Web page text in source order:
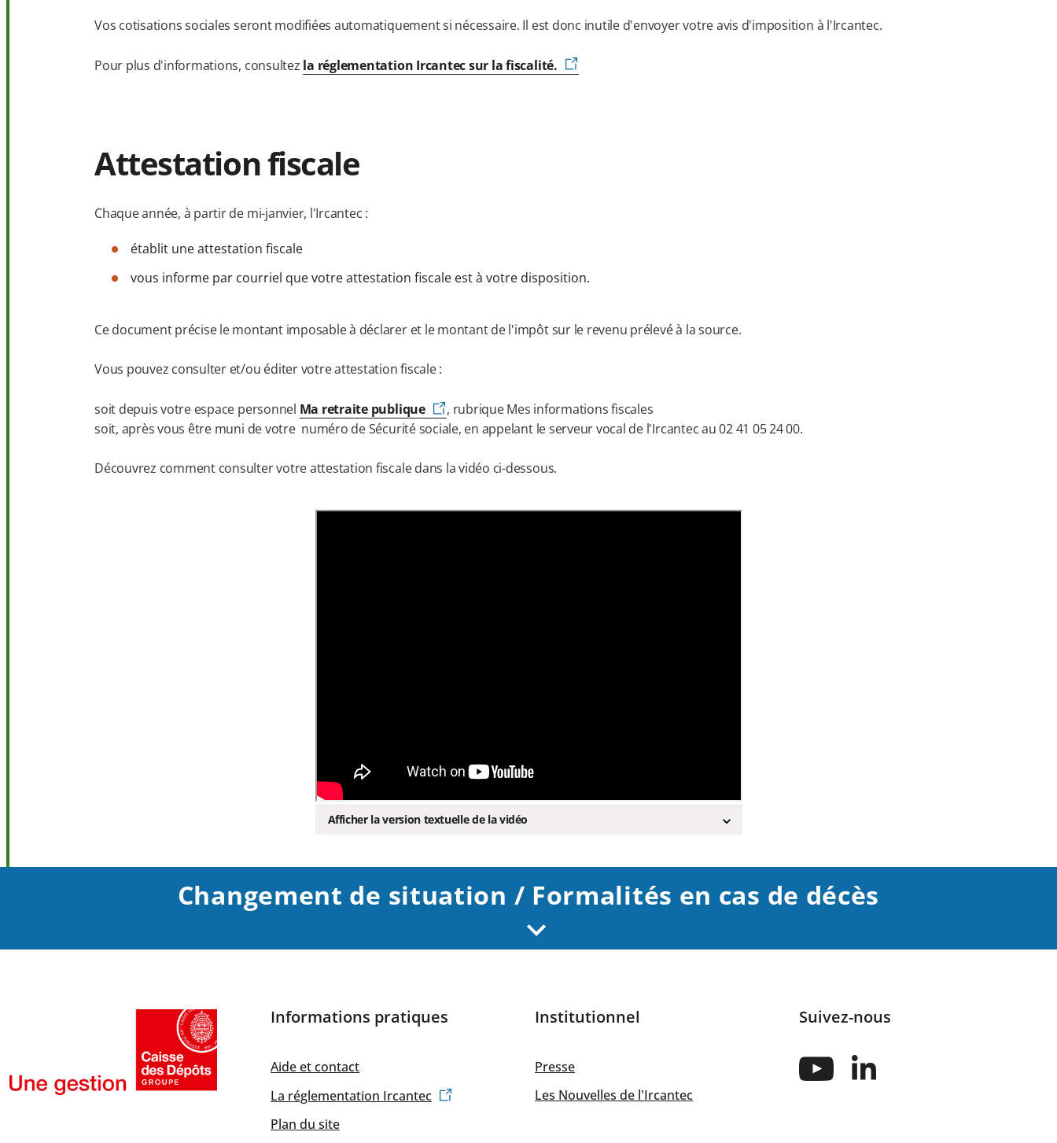
Vos cotisations sociales seront modifiées automatiquement si nécessaire. Il est donc inutile d'envoyer votre avis d'imposition à l'Ircantec.
Pour plus d'informations, consultez la réglementation Ircantec sur la fiscalité.
Attestation fiscale
Chaque année, à partir de mi-janvier, l'Ircantec :
établit une attestation fiscale
vous informe par courriel que votre attestation fiscale est à votre disposition.
Ce document précise le montant imposable à déclarer et le montant de l'impôt sur le revenu prélevé à la source.
Vous pouvez consulter et/ou éditer votre attestation fiscale :
soit depuis votre espace personnel Ma retraite publique
, rubrique Mes informations fiscales
soit, après vous être muni de votre numéro de Sécurité sociale, en appelant le serveur vocal de l'Ircantec au 02 41 05 24 00.
Découvrez comment consulter votre attestation fiscale dans la vidéo ci-dessous.
Afficher la version textuelle de la vidéo
Changement de situation / Formalités en cas de décès
Informations pratiques
Aide et contact
La réglementation Ircantec
Plan du site
Institutionnel
Presse
Les Nouvelles de l'Ircantec
Suivez-nous
Suivez-
nous